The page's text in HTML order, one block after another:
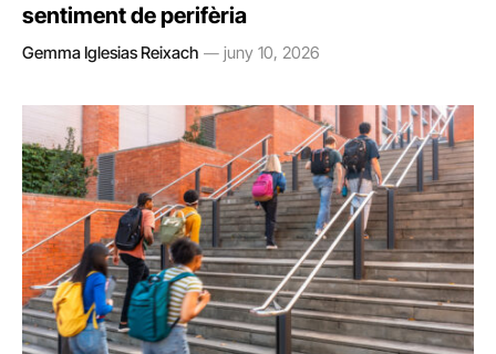
sentiment de perifèria
Gemma Iglesias Reixach juny 10, 2026